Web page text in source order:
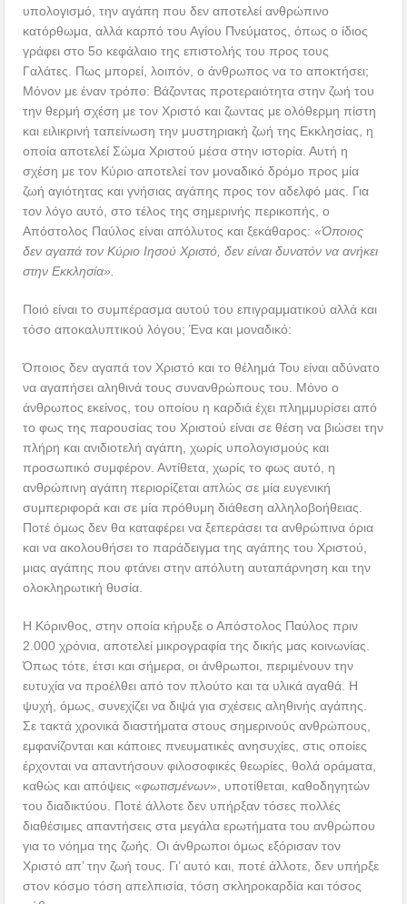
υπολογισμό, την αγάπη που δεν αποτελεί ανθρώπινο
κατόρθωμα, αλλά καρπό του Αγίου Πνεύματος, όπως ο ίδιος
γράφει στο 5ο κεφάλαιο της επιστολής του προς τους
Γαλάτες. Πως μπορεί, λοιπόν, ο άνθρωπος να το αποκτήσει;
Μόνον με έναν τρόπο: Βάζοντας προτεραιότητα στην ζωή του
την θερμή σχέση με τον Χριστό και ζωντας με ολόθερμη πίστη
και ειλικρινή ταπείνωση την μυστηριακή ζωή της Εκκλησίας, η
οποία αποτελεί Σώμα Χριστού μέσα στην ιστορία. Αυτή η
σχέση με τον Κύριο αποτελεί τον μοναδικό δρόμο προς μία
ζωή αγιότητας και γνήσιας αγάπης προς τον αδελφό μας. Για
τον λόγο αυτό, στο τέλος της σημερινής περικοπής, ο
Απόστολος Παύλος είναι απόλυτος και ξεκάθαρος:«Όποιος
δεν αγαπά τον Κύριο Ιησού Χριστό, δεν είναι δυνατόν να ανήκει
στην Εκκλησία».
Ποιό είναι το συμπέρασμα αυτού του επιγραμματικού αλλά και
τόσο αποκαλυπτικού λόγου; Ένα και μοναδικό:
Όποιος δεν αγαπά τον Χριστό και το θέλημά Του είναι αδύνατο
να αγαπήσει αληθινά τους συνανθρώπους του. Μόνο ο
άνθρωπος εκείνος, του οποίου η καρδιά έχει πλημμυρίσει από
το φως της παρουσίας του Χριστού είναι σε θέση να βιώσει την
πλήρη και ανιδιοτελή αγάπη, χωρίς υπολογισμούς και
προσωπικό συμφέρον. Αντίθετα, χωρίς το φως αυτό, η
ανθρώπινη αγάπη περιορίζεται απλώς σε μία ευγενική
συμπεριφορά και σε μία πρόθυμη διάθεση αλληλοβοήθειας.
Ποτέ όμως δεν θα καταφέρει να ξεπεράσει τα ανθρώπινα όρια
και να ακολουθήσει το παράδειγμα της αγάπης του Χριστού,
μιας αγάπης που φτάνει στην απόλυτη αυταπάρνηση και την
ολοκληρωτική θυσία.
Η Κόρινθος, στην οποία κήρυξε ο Απόστολος Παύλος πριν
2.000 χρόνια, αποτελεί μικρογραφία της δικής μας κοινωνίας.
Όπως τότε, έτσι και σήμερα, οι άνθρωποι, περιμένουν την
ευτυχία να προέλθει από τον πλούτο και τα υλικά αγαθά. Η
ψυχή, όμως, συνεχίζει να διψά για σχέσεις αληθινής αγάπης.
Σε τακτά χρονικά διαστήματα στους σημερινούς ανθρώπους,
εμφανίζονται και κάποιες πνευματικές ανησυχίες, στις οποίες
έρχονται να απαντήσουν φιλοσοφικές θεωρίες, θολά οράματα,
καθώς και απόψεις «φωτισμένων», υποτίθεται, καθοδηγητών
του διαδικτύου. Ποτέ άλλοτε δεν υπήρξαν τόσες πολλές
διαθέσιμες απαντήσεις στα μεγάλα ερωτήματα του ανθρώπου
για το νόημα της ζωής. Οι άνθρωποι όμως εξόρισαν τον
Χριστό απ’ την ζωή τους. Γι’ αυτό και, ποτέ άλλοτε, δεν υπήρξε
στον κόσμο τόση απελπισία, τόση σκληροκαρδία και τόσος